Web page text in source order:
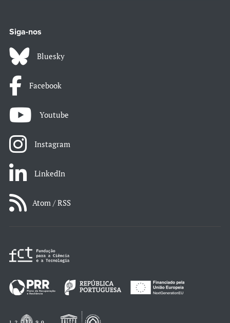
Siga-nos
Bluesky
Facebook
Youtube
Instagram
LinkedIn
Atom / RSS